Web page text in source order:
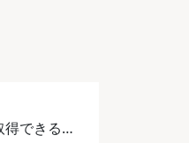
得できる…